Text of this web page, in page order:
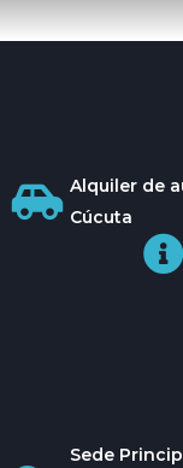
Alquiler de
Cúcuta
Sede